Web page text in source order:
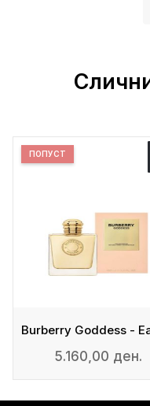
ПОПУСТ
5.160,00 ден.